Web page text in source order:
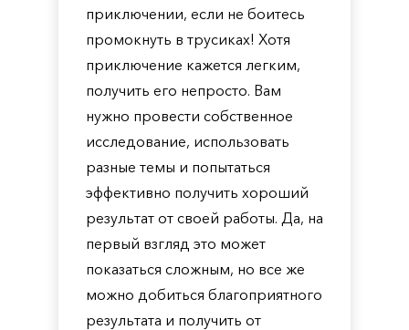
приключении, если не боитесь
промокнуть в трусиках! Хотя
приключение кажется легким,
получить его непросто. Вам
нужно провести собственное
исследование, использовать
разные темы и попытаться
эффективно получить хороший
результат от своей работы. Да, на
первый взгляд это может
показаться сложным, но все же
можно добиться благоприятного
результата и получить от